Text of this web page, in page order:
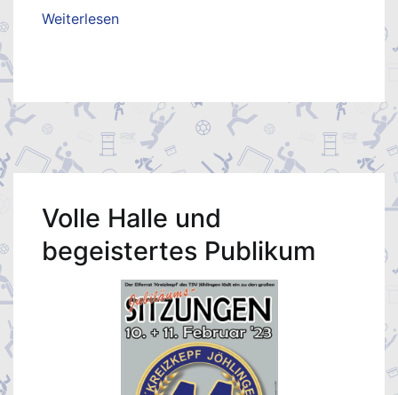
Weiterlesen
Volle Halle und
begeistertes Publikum